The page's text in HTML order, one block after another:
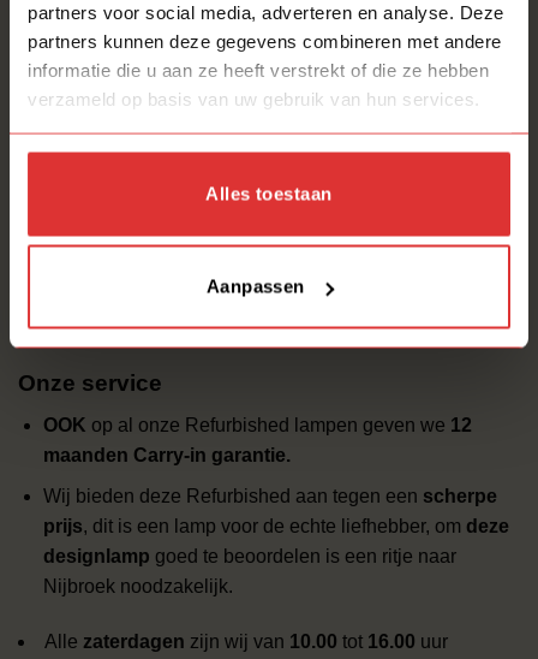
partners voor social media, adverteren en analyse. Deze
partners kunnen deze gegevens combineren met andere
informatie die u aan ze heeft verstrekt of die ze hebben
verzameld op basis van uw gebruik van hun services.
Alles toestaan
Aanpassen
design topper is door ons opgekocht en volledig
nagekeken. Een Hobby/Passie waaruit onze
lampenschuur ooit is ontstaan.
LIEFDE voor licht en design!
Deze mooie tafellamp van Lumi Design hebben wij
100% GOED!!!Uitsluitend op basis van
AFHALEN!!
Onze service
OOK op al onze Refurbished lampen geven we 12
maanden Carry-in garantie.
Wij bieden deze Refurbished aan tegen een scherpe
prijs, dit is een lamp voor de echte liefhebber, om deze
designlamp goed te beoordelen is een ritje naar
Nijbroek noodzakelijk.
Alle zaterdagen zijn wij van 10.00 tot 16.00 uur